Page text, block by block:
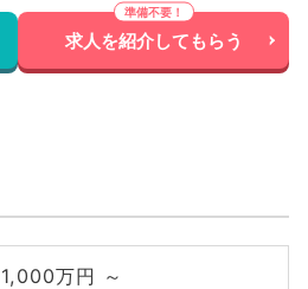
求人を紹介してもらう
万円 ～